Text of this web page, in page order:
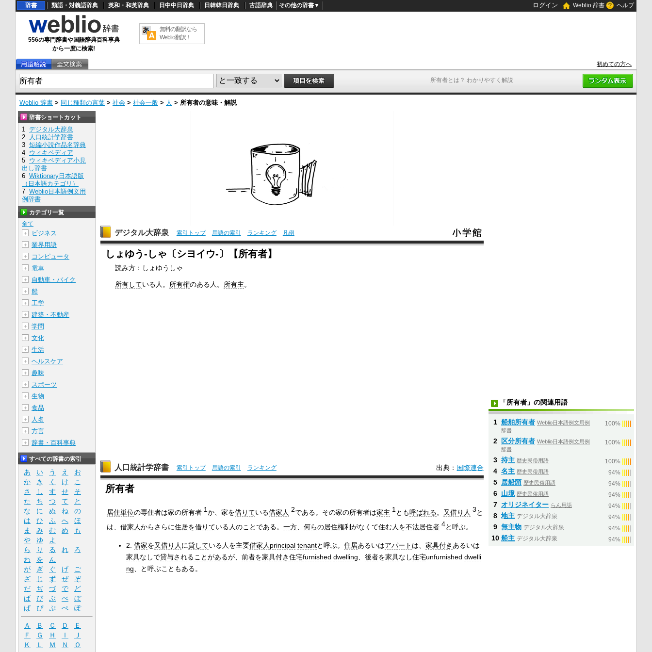
所有者とは？ わかりやすく解説
辞書 類語・対義語辞典 英和・和英辞典 日中中日辞典 日韓韓日辞典 古語辞典 その他の辞書▼ ログイン Weblio 辞書 ヘルプ
556の専門辞書や国語辞典百科事典
から一度に検索!
無料の翻訳なら
Weblio翻訳！
初めての方へ
Weblio 辞書 > 同じ種類の言葉 > 社会 > 社会一般 > 人 > 所有者の意味・解説
デジタル大辞泉 索引トップ 用語の索引 ランキング 凡例
しょゆう‐しゃ〔シヨイウ‐〕【所有者】
読み方：しょゆうしゃ
所有している人。 所有権のある人。 所有主。
人口統計学辞書 索引トップ 用語の索引 ランキング 出典： 国際連合
所有者
居住単位の専住者は家の所有者 1か、家を借りている借家人 2である。その家の所有者は家主 1とも呼ばれる。 又借り人 3と
は、 借家人からさらに住居を借りている人のことである。 一方、 何らの居住権利がなくて住む人を不法居住者 4と呼ぶ。
2. 借家を又借り人に貸している人を主要借家人principal tenantと呼ぶ。 住居あるいはアパート は、 家具付きあるいは
家具なしで貸与されることがあるが、 前者を家具付き住宅furnished dwelling、 後者を家具なし住宅unfurnished dwelli
ng、と呼ぶこともある。
辞書ショートカット
1 デジタル大辞泉
2
人口統計学辞書
3 短編小説作品名辞典
4 ウィキペディア
5 ウィキペディア小見
出し辞書
6 Wiktionary日本語版
（日本語カテゴリ）
7 Weblio日本語例文用
例辞書
カテゴリ一覧
全て
＋
ビジネス
＋ 業界用語
＋ コンピュータ
＋ 電車
＋ 自動車・バイク
＋ 船
＋ 工学
＋ 建築・不動産
＋ 学問
＋ 文化
＋ 生活
＋ ヘルスケア
＋ 趣味
＋ スポーツ
＋ 生物
＋ 食品
＋ 人名
＋ 方言
＋ 辞書・百科事典
すべての辞書の索引
あ い う え
お
か
き く け
こ
さ
し す せ
そ
た
ち つ て
と
な
に ぬ ね
の
は
ひ ふ へ
ほ
ま
み む め
も
や
ゆ
よ
ら
り る れ
ろ
わ
を
ん
が
ぎ ぐ げ
ご
ざ
じ ず ぜ
ぞ
だ
ぢ づ で
ど
ば
び ぶ べ
ぼ
ぱ
ぴ ぷ ぺ ぽ
Ａ Ｂ Ｃ Ｄ
Ｅ
Ｆ
Ｇ Ｈ Ｉ
Ｊ
Ｋ
Ｌ Ｍ Ｎ
Ｏ
「所有者」の関連用語
1 船舶所有者 Weblio日本語例文用例
辞書
100%
2 区分所有者 Weblio日本語例文用例
辞書
100%
3 持主 歴史民俗用語 100%
4 名主 歴史民俗用語 94%
5 居船頭 歴史民俗用語 94%
6 山境 歴史民俗用語 94%
7 オリジネイター らん用語 94%
8 地主 デジタル大辞泉 94%
9 無主物 デジタル大辞泉 94%
10 船主 デジタル大辞泉 94%